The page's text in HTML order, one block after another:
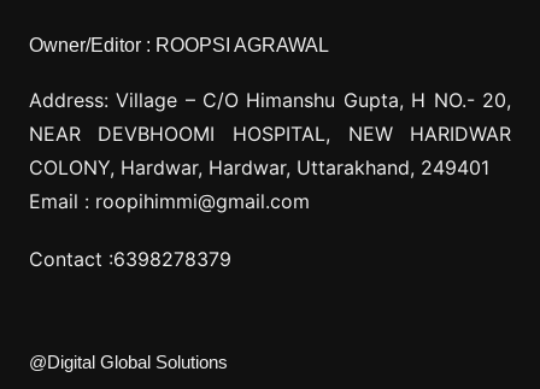
Owner/Editor : ROOPSI AGRAWAL
Address: Village – C/O Himanshu Gupta, H NO.- 20,
NEAR DEVBHOOMI HOSPITAL, NEW HARIDWAR
COLONY, Hardwar, Hardwar, Uttarakhand, 249401
Email : roopihimmi@gmail.com
Contact :6398278379
@Digital Global Solutions